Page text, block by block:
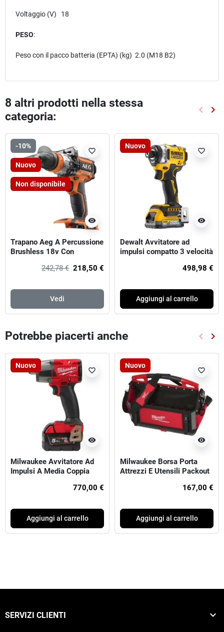
Voltaggio (V) 18
PESO:
Peso con il pacco batteria (EPTA) (kg) 2.0 (M18 B2)
8 altri prodotti nella stessa
categoria:
keyboard_arrow_left keyboard_arrow_right
-10%
Nuovo
Non disponibile
visibility
favorite_border
Trapano Aeg A Percussione
Brushless 18v Con
242,78 € 218,50 €
Vedi
Nuovo
visibility
favorite_border
Dewalt Avvitatore ad
impulsi compatto 3 velocità
498,98 €
Aggiungi al carrello
Potrebbe piacerti anche keyboard_arrow_left keyboard_arrow_right
Nuovo
visibility
favorite_border
Milwaukee Avvitatore Ad
Impulsi A Media Coppia
770,00 €
Aggiungi al carrello
Nuovo
visibility
favorite_border
Milwaukee Borsa Porta
Attrezzi E Utensili Packout
167,00 €
Aggiungi al carrello
SERVIZI CLIENTI
